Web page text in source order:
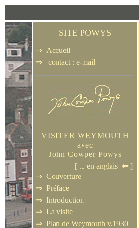
SITE POWYS
⇒ Accueil
⇒ contact : e-mail
VISITER WEYMOUTH
avec
John Cowper Powys
[ ... en anglais ⇐ ]
⇒ Couverture
⇒ Préface
⇒ Introduction
⇒ La visite
⇒ Plan de Weymouth v.1930